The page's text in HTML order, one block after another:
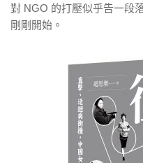
對 NGO 的打壓似乎告一段
剛剛開始。